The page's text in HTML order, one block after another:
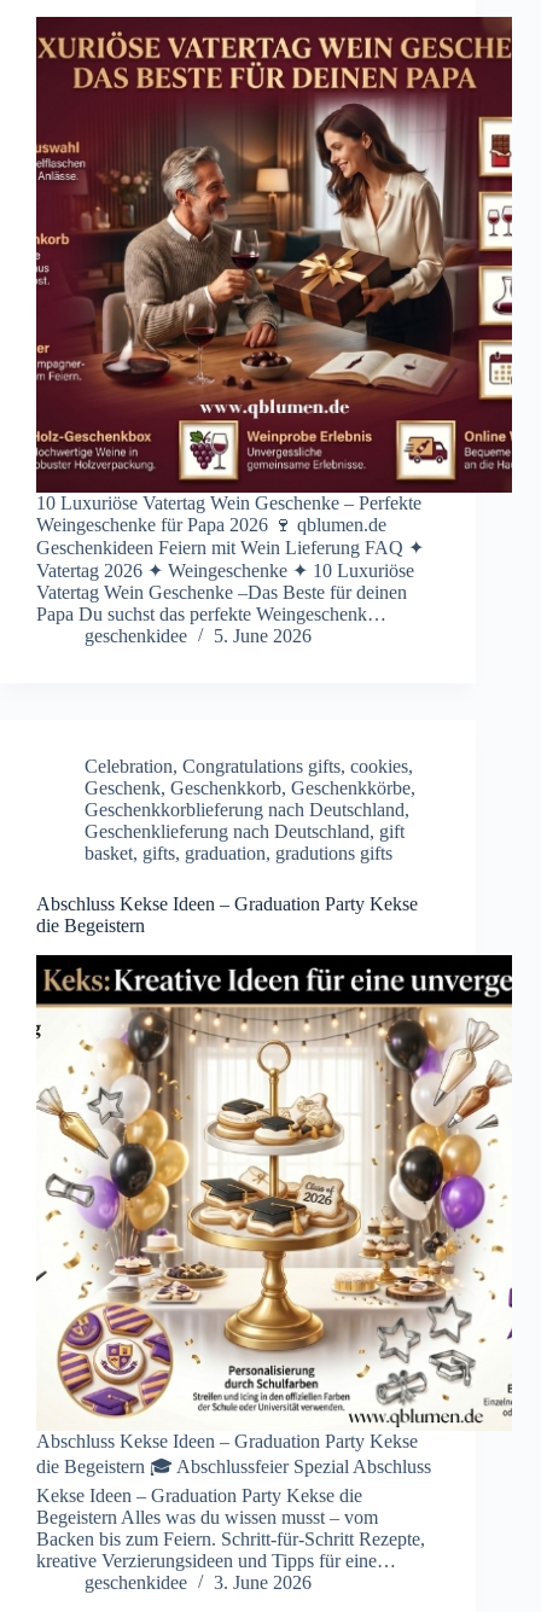
10 Luxuriöse Vatertag Wein Geschenke – Perfekte
Weingeschenke für Papa 2026 🍷 qblumen.de
Geschenkideen Feiern mit Wein Lieferung FAQ ✦
Vatertag 2026 ✦ Weingeschenke ✦ 10 Luxuriöse
Vatertag Wein Geschenke –Das Beste für deinen
Papa Du suchst das perfekte Weingeschenk…
geschenkidee
5. June 2026
Celebration, Congratulations gifts, cookies,
Geschenk, Geschenkkorb, Geschenkkörbe,
Geschenkkorblieferung nach Deutschland,
Geschenklieferung nach Deutschland, gift
basket, gifts, graduation, gradutions gifts
Abschluss Kekse Ideen – Graduation Party Kekse
die Begeistern
Abschluss Kekse Ideen – Graduation Party Kekse
die Begeistern 🎓 Abschlussfeier Spezial Abschluss
Kekse Ideen – Graduation Party Kekse die
Begeistern Alles was du wissen musst – vom
Backen bis zum Feiern. Schritt-für-Schritt Rezepte,
kreative Verzierungsideen und Tipps für eine…
geschenkidee
3. June 2026